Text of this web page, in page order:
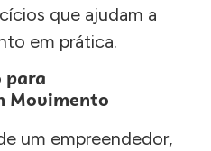
que ajudam a
em prática.
para
Movimento
um empreendedor,